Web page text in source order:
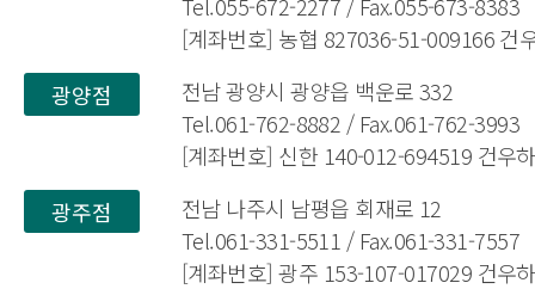
[계좌번호] 농협 827036-51-009166 건
광양점
전남 광양시 광양읍 백운로 332
Tel.061-762-8882 / Fax.061-762-3993
[계좌번호] 신한 140-012-694519 건우
광주점
전남 나주시 남평읍 회재로 12
Tel.061-331-5511 / Fax.061-331-7557
[계좌번호] 광주 153-107-017029 건우